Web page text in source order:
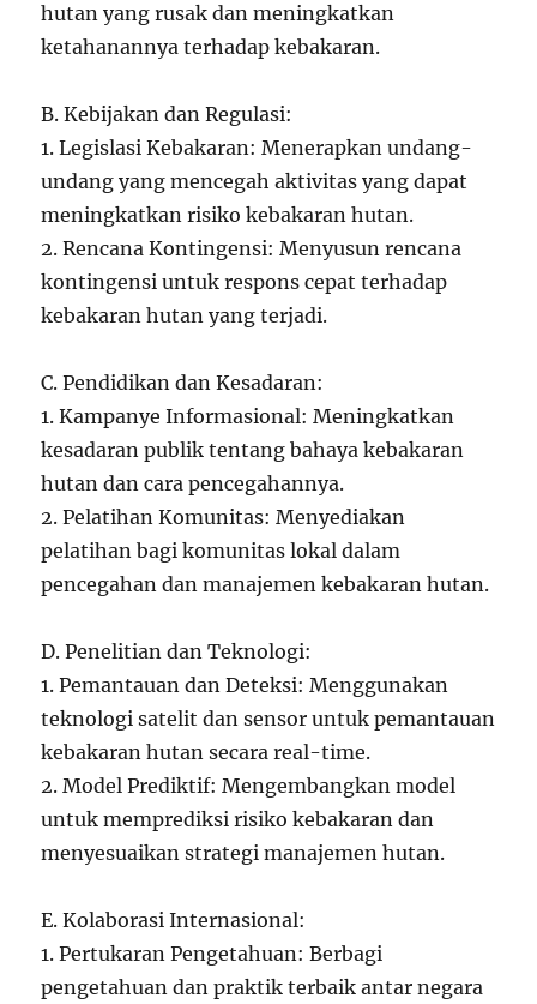
hutan yang rusak dan meningkatkan
ketahanannya terhadap kebakaran.
B. Kebijakan dan Regulasi:
1. Legislasi Kebakaran: Menerapkan undang-
undang yang mencegah aktivitas yang dapat
meningkatkan risiko kebakaran hutan.
2. Rencana Kontingensi: Menyusun rencana
kontingensi untuk respons cepat terhadap
kebakaran hutan yang terjadi.
C. Pendidikan dan Kesadaran:
1. Kampanye Informasional: Meningkatkan
kesadaran publik tentang bahaya kebakaran
hutan dan cara pencegahannya.
2. Pelatihan Komunitas: Menyediakan
pelatihan bagi komunitas lokal dalam
pencegahan dan manajemen kebakaran hutan.
D. Penelitian dan Teknologi:
1. Pemantauan dan Deteksi: Menggunakan
teknologi satelit dan sensor untuk pemantauan
kebakaran hutan secara real-time.
2. Model Prediktif: Mengembangkan model
untuk memprediksi risiko kebakaran dan
menyesuaikan strategi manajemen hutan.
E. Kolaborasi Internasional:
1. Pertukaran Pengetahuan: Berbagi
pengetahuan dan praktik terbaik antar negara